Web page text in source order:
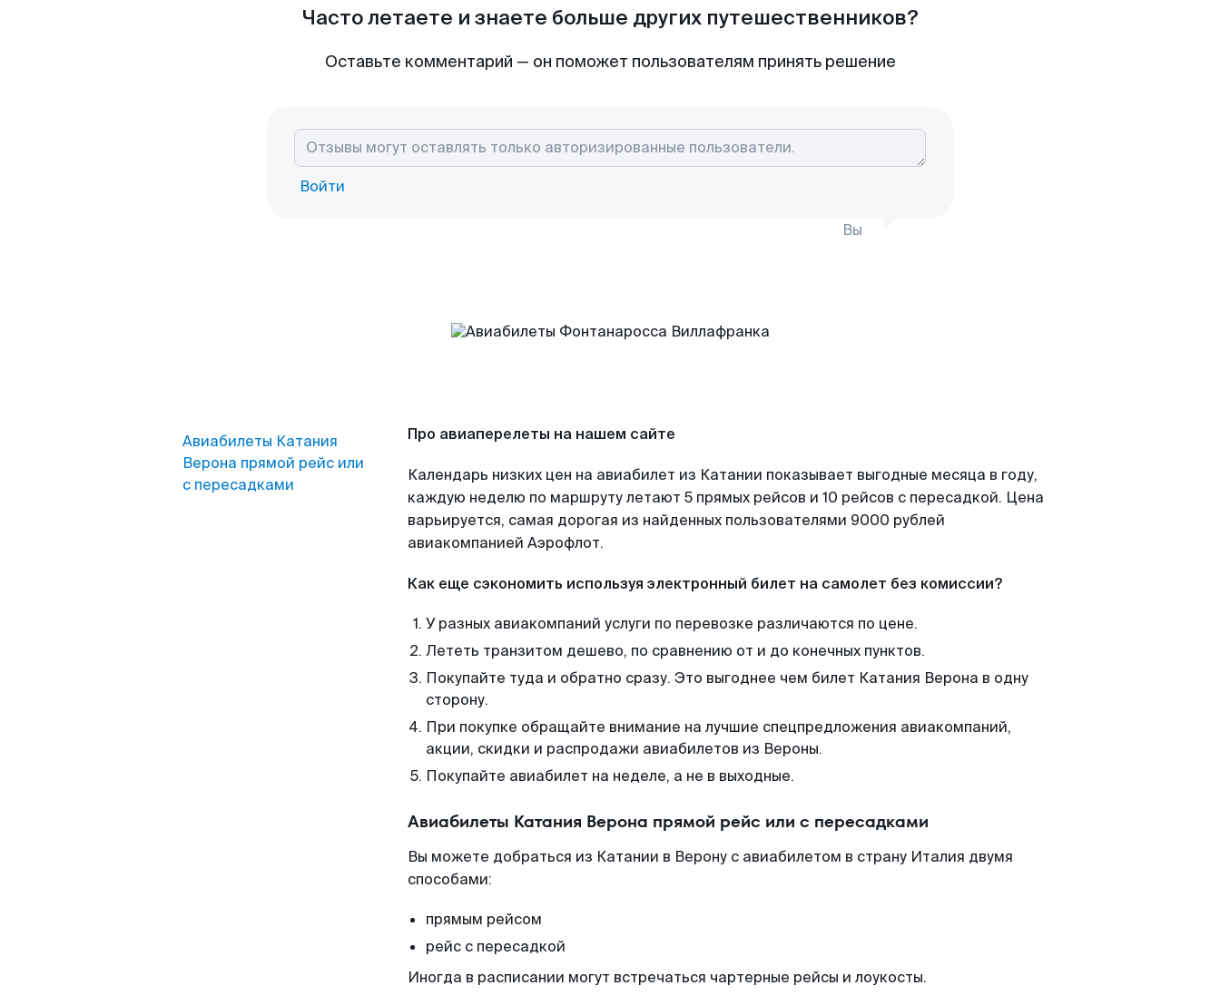
Часто летаете и знаете больше других путешественников?
Оставьте комментарий — он поможет пользователям принять решение
Войти
Вы
Авиабилеты Катания
Верона прямой рейс или
с пересадками
Про авиаперелеты на нашем сайте
Календарь низких цен на авиабилет из Катании показывает выгодные месяца в году,
каждую неделю по маршруту летают 5 прямых рейсов и 10 рейсов с пересадкой. Цена
варьируется, самая дорогая из найденных пользователями 9000 рублей
авиакомпанией Аэрофлот.
Как еще сэкономить используя электронный билет на самолет без комиссии?
У разных авиакомпаний услуги по перевозке различаются по цене.
Лететь транзитом дешево, по сравнению от и до конечных пунктов.
Покупайте туда и обратно сразу. Это выгоднее чем билет Катания Верона в одну
сторону.
При покупке обращайте внимание на лучшие спецпредложения авиакомпаний,
акции, скидки и распродажи авиабилетов из Вероны.
Покупайте авиабилет на неделе, а не в выходные.
Авиабилеты Катания Верона прямой рейс или с пересадками
Вы можете добраться из Катании в Верону с авиабилетом в страну Италия двумя
способами:
прямым рейсом
рейс с пересадкой
Иногда в расписании могут встречаться чартерные рейсы и лоукосты.